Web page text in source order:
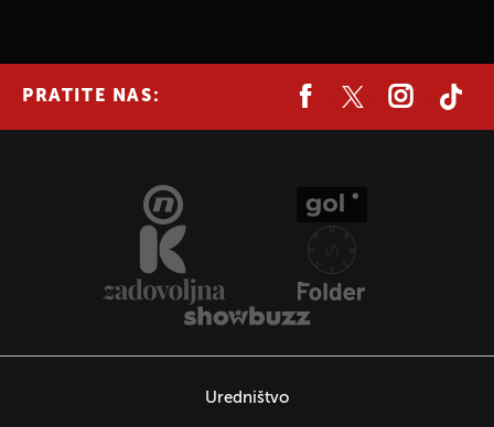
PRATITE NAS:
Uredništvo